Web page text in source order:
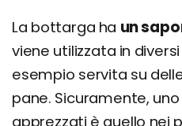
La bottarga ha un
viene utilizzata in
esempio servita su
pane. Sicuramente,
apprezzati è quello nei